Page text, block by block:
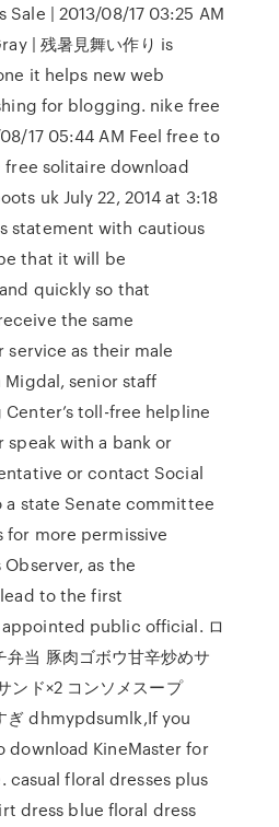
Sale | 2013/08/17 03:25 AM
| 残暑見舞い作り is
it helps new web
for blogging. nike free
17 05:44 AM Feel free tօ
solitaire download
uk July 22, 2014 at 3:18
statement with cautious
that it will be
quickly so that
the same
as their male
senior staff
Center’s toll-free helpline
speak with a bank or
or contact Social
state Senate committee
for more permissive
Observer, as the
to the first
public official. ロ
当 豚肉ゴボウ甘辛炒めサ
ンド×2 コンソメスープ
ぎ dhmypdsumlk,If you
download KineMaster for
casual floral dresses plus
dress blue floral dress